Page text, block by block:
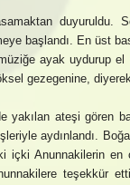
duyuruldu.
başlandı. En üst
ayak uydurup el
gezegenine,
yakılan ateşi gören
aydınlandı.
içki Anunnakilerin en
teşekkür